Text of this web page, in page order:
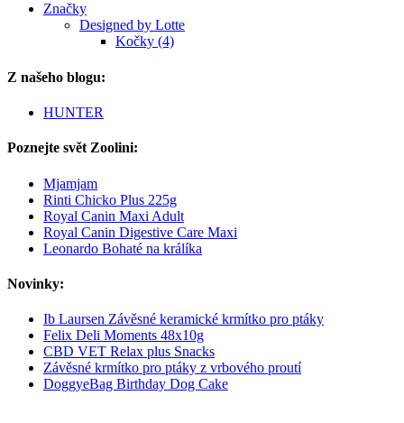
Značky
Designed by Lotte
Kočky (4)
Z našeho blogu:
HUNTER
Poznejte svět Zoolini:
Mjamjam
Rinti Chicko Plus 225g
Royal Canin Maxi Adult
Royal Canin Digestive Care Maxi
Leonardo Bohaté na králíka
Novinky:
Ib Laursen Závěsné keramické krmítko pro ptáky
Felix Deli Moments 48x10g
CBD VET Relax plus Snacks
Závěsné krmítko pro ptáky z vrbového proutí
DoggyeBag Birthday Dog Cake